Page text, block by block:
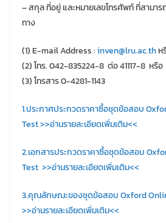
– สกุล ที่อยู่ และหมายเลขโทรศัพท์ ที่สามา
ทาง
(1) E-mail Address :inven@lru.ac.thห
(2) โทร. 042-835224-8 ต่อ 41117-8 หรือ
(3) โทรสาร 0-4281-1143
1.ประกาศประกวดราคาซื้อชุดข้อสอบ
Test >>อ่านรายละเอียดเพิ่มเติม<<
2.เอกสารประกวดราคาซื้อชุดข้อสอบ
Test >>อ่านรายละเอียดเพิ่มเติม<<
3.คุณลักษณะของชุดข้อสอบ Oxford
>>อ่านรายละเอียดเพิ่มเติม<<